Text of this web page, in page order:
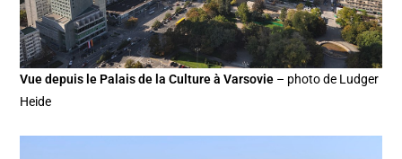
Vue depuis le Palais de la Culture à Varsovie – photo de Ludger
Heide